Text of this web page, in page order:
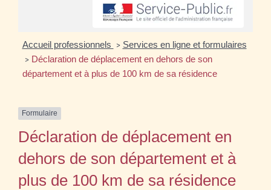
Accueil professionnels > Services en ligne et formulaires
> Déclaration de déplacement en dehors de son
département et à plus de 100 km de sa résidence
Formulaire
Déclaration de déplacement en
dehors de son département et à
plus de 100 km de sa résidence